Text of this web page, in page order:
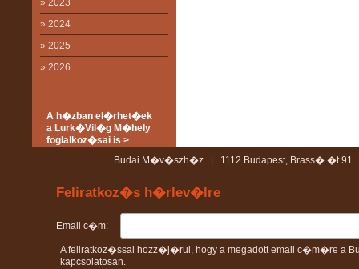
» 2023
» 2024
» 2025
» 2026
A h�zban el�rhet�ek
a Lurk�Vil�g M�hely
foglalkoz�sai is >
Budai M�v�szh�z | 1112 Budapest, Brass� �t
Feliratkoz�s h�rlev�lre
Email c�m:
A feliratkoz�ssal hozz�j�rul, hogy a megadott email c�m�re
kapcsolatosan.